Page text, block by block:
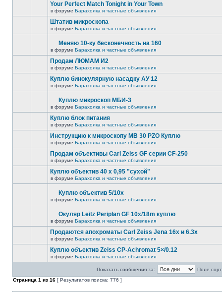
Your Perfect Match Tonight in Your Town
в форуме Барахолка и частные объявления
Штатив микроскопа
в форуме Барахолка и частные объявления
Меняю 10-ку бесконечность на 160
в форуме Барахолка и частные объявления
Продам ЛЮМАМ И2
в форуме Барахолка и частные объявления
Куплю бинокулярную насадку АУ 12
в форуме Барахолка и частные объявления
Куплю микроскоп МБИ-3
в форуме Барахолка и частные объявления
Куплю блок питания
в форуме Барахолка и частные объявления
Инструкцию к микроскопу MB 30 PZO Куплю
в форуме Барахолка и частные объявления
Продам объективы Carl Zeiss GF серии CF-250
в форуме Барахолка и частные объявления
Куплю объектив 40 х 0,95 "сухой"
в форуме Барахолка и частные объявления
Куплю объектив 5/10х
в форуме Барахолка и частные объявления
Окуляр Leitz Periplan GF 10x/18m куплю
в форуме Барахолка и частные объявления
Продаются апохроматы Carl Zeiss Jena 16x и 6.3x
в форуме Барахолка и частные объявления
Куплю объектив Zeiss CP-Achromat 5×/0.12
в форуме Барахолка и частные объявления
Показать сообщения за:
Поле
Страница 1 из 16 [ Результатов поиска: 776 ]